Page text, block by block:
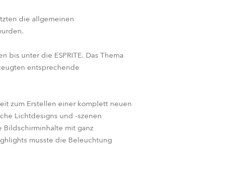
die allgemeinen
bis unter die ESPRITE. Das Thema
entsprechende
zum Erstellen einer komplett neuen
Lichtdesigns und -szenen
Bildschirminhalte mit ganz
musste die Beleuchtung